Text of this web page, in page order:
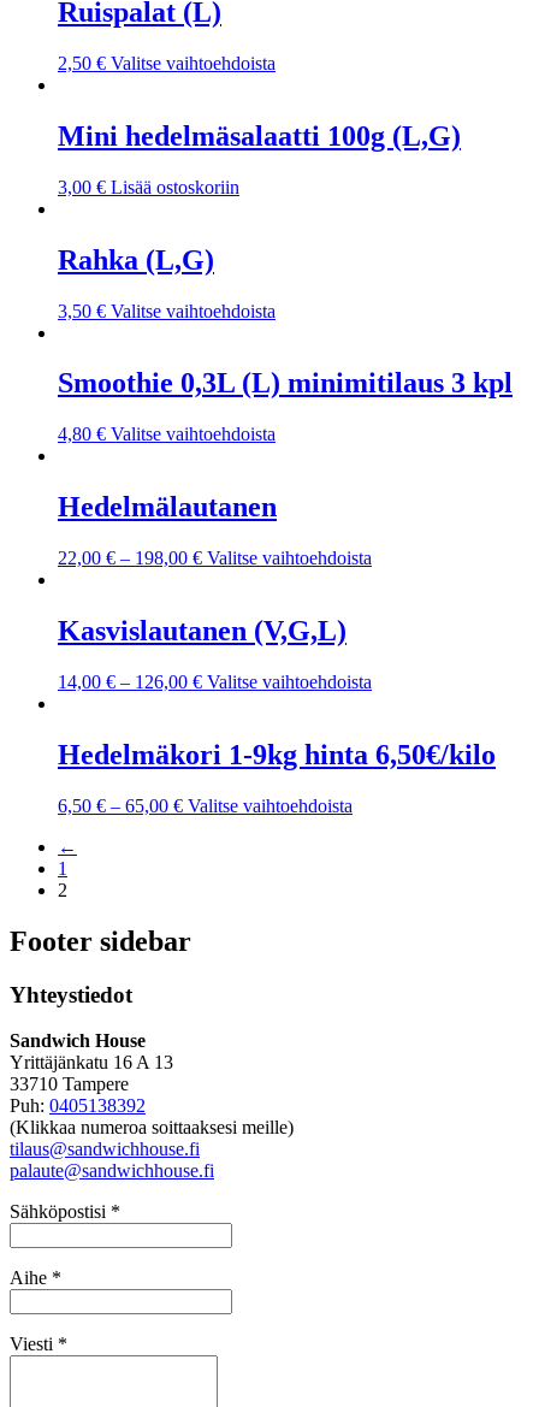
Ruispalat (L)
2,50 € Valitse vaihtoehdoista
Mini hedelmäsalaatti 100g (L,G)
3,00 € Lisää ostoskoriin
Rahka (L,G)
3,50 € Valitse vaihtoehdoista
Smoothie 0,3L (L) minimitilaus 3 kpl
4,80 € Valitse vaihtoehdoista
Hedelmälautanen
22,00 € – 198,00 € Valitse vaihtoehdoista
Kasvislautanen (V,G,L)
14,00 € – 126,00 € Valitse vaihtoehdoista
Hedelmäkori 1-9kg hinta 6,50€/kilo
6,50 € – 65,00 € Valitse vaihtoehdoista
←
1
2
Footer sidebar
Yhteystiedot
Sandwich House
Yrittäjänkatu 16 A 13
33710 Tampere
Puh: 0405138392
(Klikkaa numeroa soittaaksesi meille)
tilaus@sandwichhouse.fi
palaute@sandwichhouse.fi
Sähköpostisi *
Aihe *
Viesti *